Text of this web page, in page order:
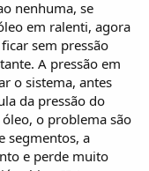
nenhuma, se
em ralenti, agora
sem pressão
A pressão em
o sistema, antes
da pressão do
o problema são
segmentos, a
e perde muito